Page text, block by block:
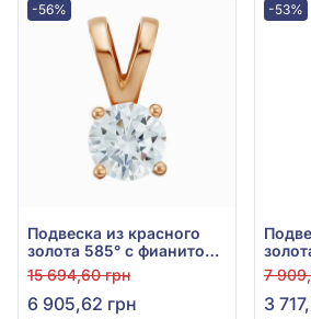
-56%
Подвеска из красного
золота 585° с фианитом,
арт. 150421
15 694,60 грн
6 905,62 грн
-53%
куб.
7
3